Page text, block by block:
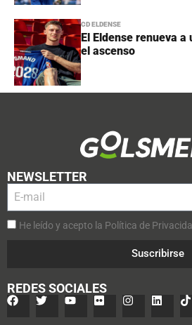
CD ELDENSE
El Eldense renueva a
el ascenso
NEWSLETTER
He leído y acepto la Política de
Suscribirse
REDES SOCIALES